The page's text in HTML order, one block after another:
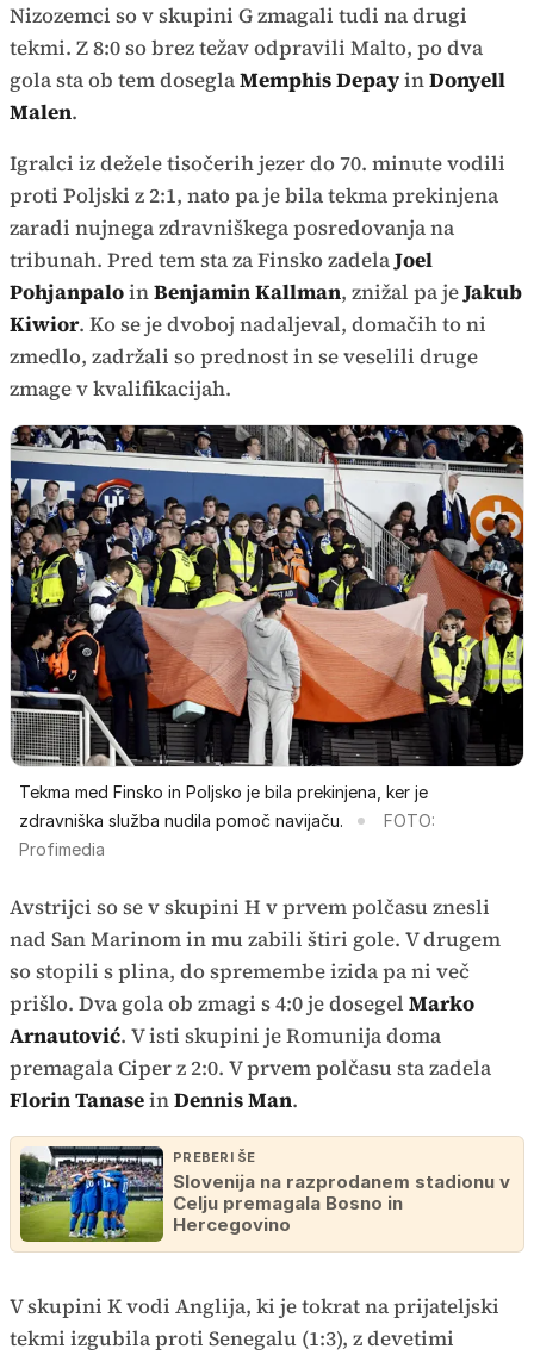
Nizozemci so v skupini G zmagali tudi na drugi
tekmi. Z 8:0 so brez težav odpravili Malto, po dva
gola sta ob tem doseglaMemphis DepayinDonyell
Malen.
Igralci iz dežele tisočerih jezer do 70. minute vodili
proti Poljski z 2:1, nato pa je bila tekma prekinjena
zaradi nujnega zdravniškega posredovanja na
tribunah. Pred tem sta za Finsko zadelaJoel
PohjanpaloinBenjamin Kallman, znižal pa jeJakub
Kiwior. Ko se je dvoboj nadaljeval, domačih to ni
zmedlo, zadržali so prednost in se veselili druge
zmage v kvalifikacijah.
Tekma med Finsko in Poljsko je bila prekinjena, ker je
zdravniška služba nudila pomoč navijaču.
FOTO:
Profimedia
Avstrijci so se v skupini H v prvem polčasu znesli
nad San Marinom in mu zabili štiri gole. V drugem
so stopili s plina, do spremembe izida pa ni več
prišlo. Dva gola ob zmagi s 4:0 je dosegel Marko
Arnautović. V isti skupini je Romunija doma
premagala Ciper z 2:0. V prvem polčasu sta zadela
Florin TanaseinDennis Man.
PREBERI ŠE
Slovenija na razprodanem stadionu v
Celju premagala Bosno in
Hercegovino
V skupini K vodi Anglija, ki je tokrat na prijateljski
tekmi izgubila proti Senegalu (1:3), z devetimi